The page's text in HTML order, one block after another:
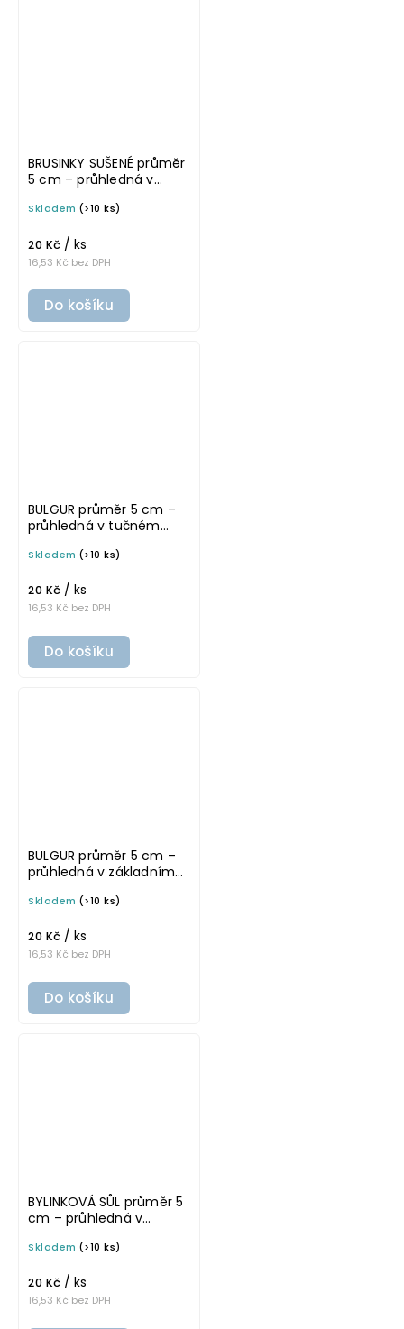
BRUSINKY SUŠENÉ průměr
5 cm – průhledná v
omyvatelná samolepka
Skladem (>10 ks)
16,53 Kč bez DPH
20 Kč / ks
Do košíku
BULGUR průměr 5 cm –
průhledná v tučném
samolepka na
Skladem (>10 ks)
16,53 Kč bez DPH
20 Kč / ks
Do košíku
BULGUR průměr 5 cm –
průhledná v základním
samolepka na
Skladem (>10 ks)
16,53 Kč bez DPH
20 Kč / ks
Do košíku
BYLINKOVÁ SŮL průměr 5
cm – průhledná v
omyvatelná samolepka
Skladem (>10 ks)
16,53 Kč bez DPH
20 Kč / ks